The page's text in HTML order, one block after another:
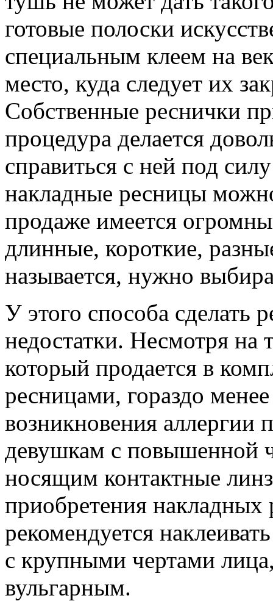
готовые полоски
специальным клеем на
место, куда следует их
Собственные реснички
процедура делается
справиться с ней под
накладные ресницы
продаже имеется
длинные, короткие,
называется, нужно
У этого способа сделать
недостатки. Несмотря на
который продается в
ресницами, гораздо
возникновения аллергии
девушкам с повышенной
носящим контактные
приобретения накладных
рекомендуется
с крупными чертами
вульгарным.